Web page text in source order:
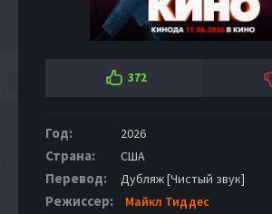
372
Год: 2026
Страна: США
Перевод: Дубляж [Чистый звук]
Режиссер: Майкл Тиддес